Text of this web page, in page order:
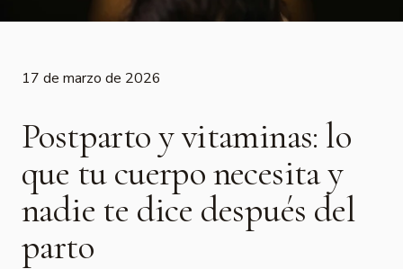
17 de marzo de 2026
Postparto y vitaminas: lo
que tu cuerpo necesita y
nadie te dice después del
parto